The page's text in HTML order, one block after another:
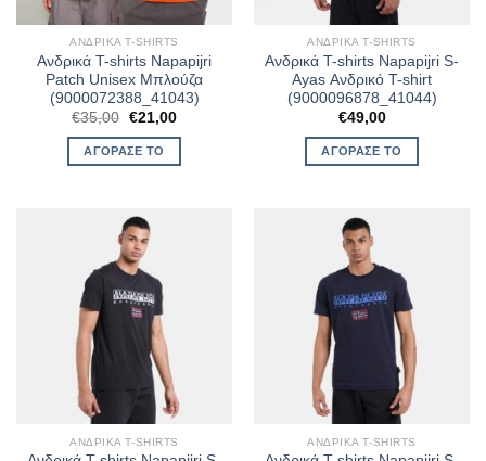
ΑΝΔΡΙΚΆ T-SHIRTS
Ανδρικά T-shirts Napapijri
Patch Unisex Μπλούζα
(9000072388_41043)
€35,00 Original
was:
€35,00.
€21,00Η
ΑΓΌΡΑΣΈ ΤΟ
ΑΝΔΡΙΚΆ T-SHIRTS
Ανδρικά T-shirts Napapijri S-
Ayas Ανδρικό T-shirt
(9000096878_41044)
€49,00
ΑΓΌΡΑΣΈ ΤΟ
ΑΝΔΡΙΚΆ T-SHIRTS ΑΝΔΡΙΚΆ T-SHIRTS